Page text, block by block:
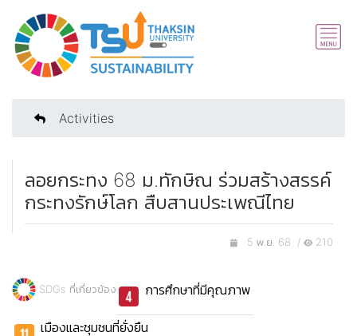
Activities
ลอยกระทง 68 ม.ทักษิณ ร่วมสร้างสรรค์
กระทงรักษ์โลก สืบสานประเพณีไทย
5 พ.ย. 68 / 210
SDGs ที่เกี่ยวข้อง การศึกษาที่มีคุณภาพ
เมืองและชุมชนที่ยั่งยืน